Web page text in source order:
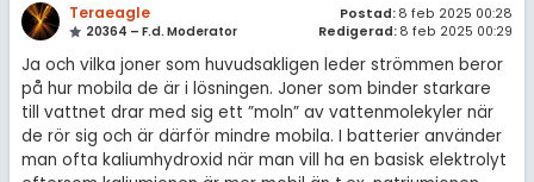
Teraeagle
20364 – F.d. Moderator
Postad: 8 feb 2025 00:28
Redigerad: 8 feb 2025 00:29
Ja och vilka joner som huvudsakligen leder strömmen beror
på hur mobila de är i lösningen. Joner som binder starkare
till vattnet drar med sig ett ”moln” av vattenmolekyler när
de rör sig och är därför mindre mobila. I batterier använder
man ofta kaliumhydroxid när man vill ha en basisk elektrolyt